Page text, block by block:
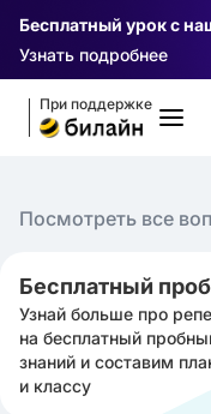
Бесплатный урок с
Узнать подробнее
При поддержке
Посмотреть все
Бесплатный
Узнай больше про
на бесплатный
знаний и составим
и классу